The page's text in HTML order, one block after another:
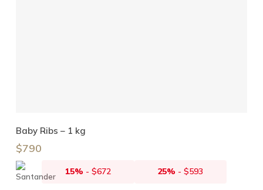
Baby Ribs – 1 kg
$790
15% - $672 25% -$593